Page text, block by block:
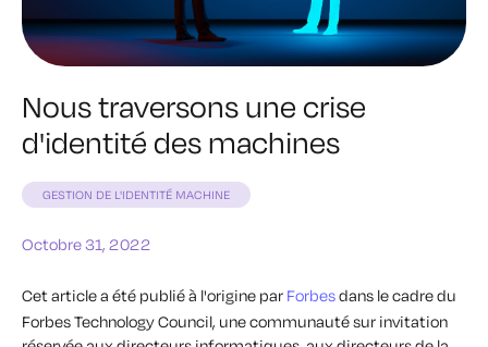
Nous traversons une crise
d'identité des machines
GESTION DE L'IDENTITÉ MACHINE
Octobre 31, 2022
Cet article a été publié à l'origine par Forbesdans le cadre du
Forbes Technology Council, une communauté sur invitation